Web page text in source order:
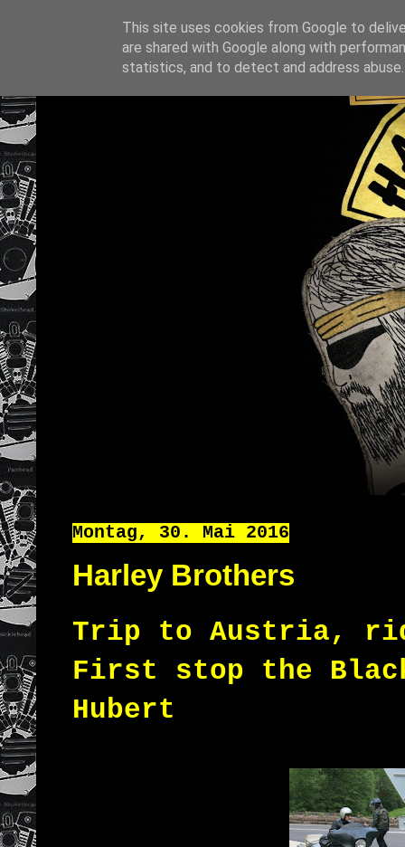
Montag, 30. Mai 2016
Harley Brothers
Trip to Austria,
First stop the
Hubert
This site uses cookies from Google to
are shared with Google along with
statistics, and to detect and address abuse.